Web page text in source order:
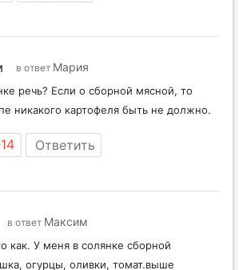
в ответ Мария
речь? Если о сборной мясной, то
никакого картофеля быть не должно.
Ответить
в ответ Максим
как. У меня в солянке сборной
огурцы, оливки, томат.выше